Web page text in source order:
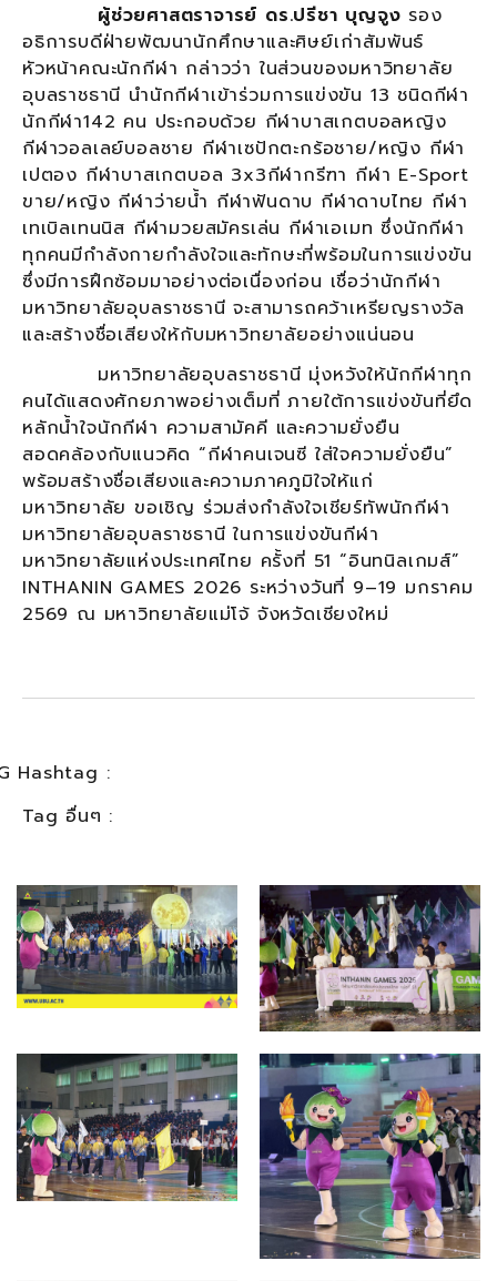
ผู้ช่วยศาสตราจารย์ ดร.ปรีชา บุญจูง รอง
อธิการบดีฝ่ายพัฒนานักศึกษาและศิษย์เก่าสัมพันธ์
หัวหน้าคณะนักกีฬา กล่าวว่า ในส่วนของมหาวิทยาลัย
อุบลราชธานี นำนักกีฬาเข้าร่วมการแข่งขัน 13 ชนิดกีฬา
นักกีฬา142 คน ประกอบด้วย กีฬาบาสเกตบอลหญิง
กีฬาวอลเลย์บอลชาย กีฬาเซปักตะกร้อชาย/หญิง กีฬา
เปตอง กีฬาบาสเกตบอล 3x3กีฬากรีฑา กีฬา E-Sport
ขาย/หญิง กีฬาว่ายน้ำ กีฬาฟันดาบ กีฬาดาบไทย กีฬา
เทเบิลเทนนิส กีฬามวยสมัครเล่น กีฬาเอเมท ซึ่งนักกีฬา
ทุกคนมีกำลังกายกำลังใจและทักษะที่พร้อมในการแข่งขัน
ซึ่งมีการฝึกซ้อมมาอย่างต่อเนื่องก่อน เชื่อว่านักกีฬา
มหาวิทยาลัยอุบลราชธานี จะสามารถคว้าเหรียญรางวัล
และสร้างชื่อเสียงให้กับมหาวิทยาลัยอย่างแน่นอน
มหาวิทยาลัยอุบลราชธานี มุ่งหวังให้นักกีฬาทุก
คนได้แสดงศักยภาพอย่างเต็มที่ ภายใต้การแข่งขันที่ยึด
หลักน้ำใจนักกีฬา ความสามัคคี และความยั่งยืน
สอดคล้องกับแนวคิด “กีฬาคนเจนซี ใส่ใจความยั่งยืน”
พร้อมสร้างชื่อเสียงและความภาคภูมิใจให้แก่
มหาวิทยาลัย ขอเชิญ ร่วมส่งกำลังใจเชียร์ทัพนักกีฬา
มหาวิทยาลัยอุบลราชธานี ในการแข่งขันกีฬา
มหาวิทยาลัยแห่งประเทศไทย ครั้งที่ 51 “อินทนิลเกมส์”
INTHANIN GAMES 2026 ระหว่างวันที่ 9–19 มกราคม
2569 ณ มหาวิทยาลัยแม่โจ้ จังหวัดเชียงใหม่
Hashtag :
Tag อื่นๆ :